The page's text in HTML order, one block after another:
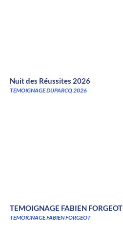
Nuit des Réussites 2026
TEMOIGNAGE DUPARCQ 2026
TEMOIGNAGE FABIEN FORGEOT
TEMOIGNAGE FABIEN FORGEOT